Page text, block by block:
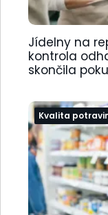
Jídelny na
kontrola
skončila
Kvalita